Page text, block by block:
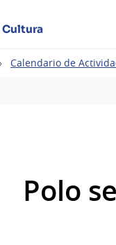
Cultura
Calendario de
Polo